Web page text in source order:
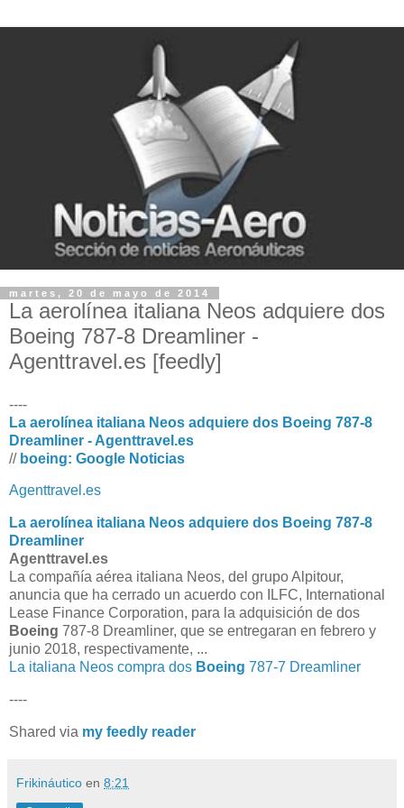
martes, 20 de mayo de 2014
La aerolínea italiana Neos adquiere dos
Boeing 787-8 Dreamliner -
Agenttravel.es [feedly]
----
La aerolínea italiana Neos adquiere dos Boeing 787-8
Dreamliner - Agenttravel.es
// boeing: Google Noticias
Agenttravel.es
La aerolínea italiana Neos adquiere dos Boeing 787-8
Dreamliner
Agenttravel.es
La compañía aérea italiana Neos, del grupo Alpitour,
anuncia que ha cerrado un acuerdo con ILFC, International
Lease Finance Corporation, para la adquisición de dos
Boeing 787-8 Dreamliner, que se entregaran en febrero y
junio 2018, respectivamente, ...
La italiana Neos compra dos Boeing 787-7 Dreamliner
----
Shared via my feedly reader
Frikináutico en 8:21